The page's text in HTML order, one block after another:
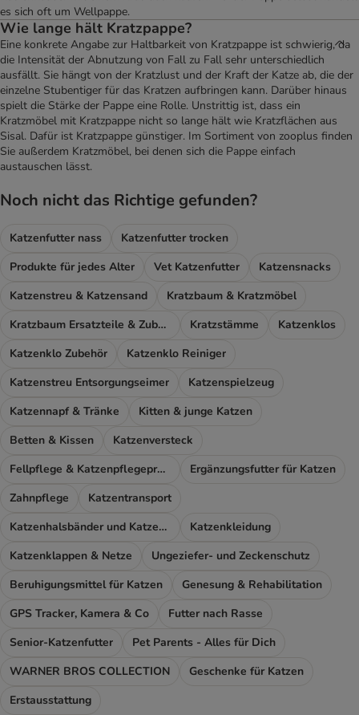
es sich oft um Wellpappe.
Wie lange hält Kratzpappe?
Eine konkrete Angabe zur Haltbarkeit von Kratzpappe ist schwierig, da
die Intensität der Abnutzung von Fall zu Fall sehr unterschiedlich
ausfällt. Sie hängt von der Kratzlust und der Kraft der Katze ab, die der
einzelne Stubentiger für das Kratzen aufbringen kann. Darüber hinaus
spielt die Stärke der Pappe eine Rolle. Unstrittig ist, dass ein
Kratzmöbel mit Kratzpappe nicht so lange hält wie Kratzflächen aus
Sisal. Dafür ist Kratzpappe günstiger. Im Sortiment von zooplus finden
Sie außerdem Kratzmöbel, bei denen sich die Pappe einfach
austauschen lässt.
Noch nicht das Richtige gefunden?
Katzenfutter nass
Katzenfutter trocken
Produkte für jedes Alter
Vet Katzenfutter
Katzensnacks
Katzenstreu & Katzensand
Kratzbaum & Kratzmöbel
Kratzbaum Ersatzteile & Zubehör
Kratzstämme
Katzenklos
Katzenklo Zubehör
Katzenklo Reiniger
Katzenstreu Entsorgungseimer
Katzenspielzeug
Katzennapf & Tränke
Kitten & junge Katzen
Betten & Kissen
Katzenversteck
Fellpflege & Katzenpflegeprodukte
Ergänzungsfutter für Katzen
Zahnpflege
Katzentransport
Katzenhalsbänder und Katzengeschirr
Katzenkleidung
Katzenklappen & Netze
Ungeziefer- und Zeckenschutz
Beruhigungsmittel für Katzen
Genesung & Rehabilitation
GPS Tracker, Kamera & Co
Futter nach Rasse
Senior-Katzenfutter
Pet Parents - Alles für Dich
WARNER BROS COLLECTION
Geschenke für Katzen
Erstausstattung